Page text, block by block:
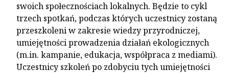
swoich społecznościach lokalnych. Będzie to cykl
trzech spotkań, podczas których uczestnicy zostaną
przeszkoleni w zakresie wiedzy przyrodniczej,
umiejętności prowadzenia działań ekologicznych
(m.in. kampanie, edukacja, współpraca z mediami).
Uczestnicy szkoleń po zdobyciu tych umiejętności